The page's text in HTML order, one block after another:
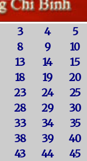
3 4
5
8 9
10
13 14
15
18 19
20
23 24
25
28 29
30
33 34
35
38 39
40
43 44
45